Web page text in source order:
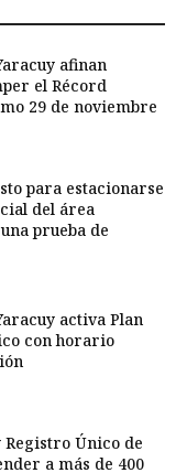
afinan
el Récord
29 de noviembre
para estacionarse
del área
prueba de
activa Plan
con horario
Único de
a más de 400